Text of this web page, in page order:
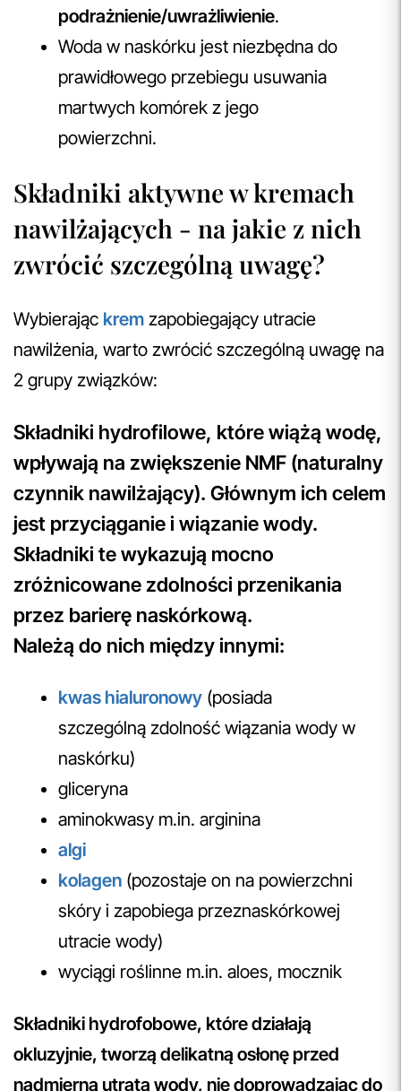
podrażnienie/uwrażliwienie.
Woda w naskórku jest niezbędna do
prawidłowego przebiegu usuwania
martwych komórek z jego
powierzchni.
Składniki aktywne w kremach
nawilżających - na jakie z nich
zwrócić szczególną uwagę?
Wybierając krem zapobiegający utracie
nawilżenia, warto zwrócić szczególną uwagę na
2 grupy związków:
Składniki hydrofilowe, które wiążą wodę,
wpływają na zwiększenie NMF (naturalny
czynnik nawilżający). Głównym ich celem
jest przyciąganie i wiązanie wody.
Składniki te wykazują mocno
zróżnicowane zdolności przenikania
przez barierę naskórkową.
Należą do nich między innymi:
kwas hialuronowy (posiada
szczególną zdolność wiązania wody w
naskórku)
gliceryna
aminokwasy m.in. arginina
algi
kolagen (pozostaje on na powierzchni
skóry i zapobiega przeznaskórkowej
utracie wody)
wyciągi roślinne m.in. aloes, mocznik
Składniki hydrofobowe, które działają
okluzyjnie, tworzą delikatną osłonę przed
nadmierną utratą wody, nie doprowadzając do